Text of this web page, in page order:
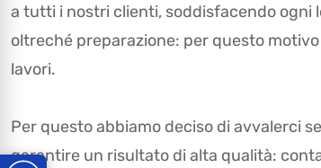
a tutti i nostri clienti, soddisfacendo ogni
oltreché preparazione: per questo
lavori.
Per questo abbiamo deciso di avvalerci
garantire un risultato di alta qualità: